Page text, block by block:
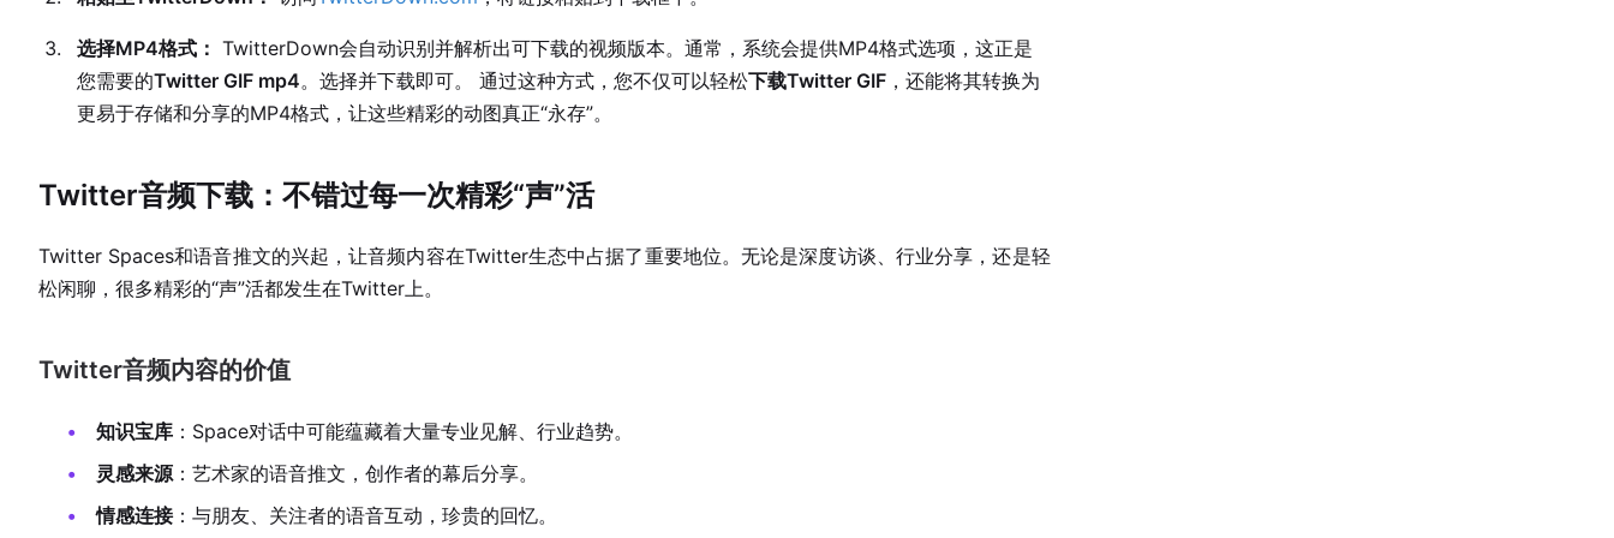
选择MP4格式： TwitterDown会自动识别并解析出可下载的视频版本。通常，系统会提供MP4格式选项，这正是
您需要的Twitter GIF mp4。选择并下载即可。 通过这种方式，您不仅可以轻松下载Twitter GIF ，还能将其转换为
更易于存储和分享的MP4格式，让这些精彩的动图真正“永存”。
Twitter音频下载：不错过每一次精彩“声”活
Twitter Spaces和语音推文的兴起，让音频内容在Twitter生态中占据了重要地位。无论是深度访谈、行业分享，还是轻
松闲聊，很多精彩的“声”活都发生在Twitter上。
Twitter音频内容的价值
知识宝库 ：Space对话中可能蕴藏着大量专业见解、行业趋势。
灵感来源：艺术家的语音推文，创作者的幕后分享。
情感连接：与朋友、关注者的语音互动，珍贵的回忆。